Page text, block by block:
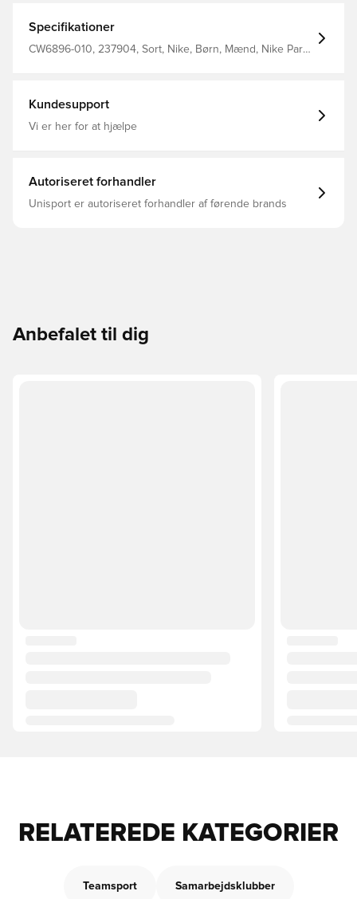
kollektion fra Nike Regular fit Fremstillet i 80% bomuld og
20% polyester.
Specifikationer
CW6896-010, 237904, Sort, Nike, Børn, Mænd, Nike Park,
Kundesupport
Vi er her for at hjælpe
Autoriseret forhandler
Unisport er autoriseret forhandler af førende brands
Anbefalet til dig
RELATEREDE KATEGORIER
Teamsport Samarbejdsklubber